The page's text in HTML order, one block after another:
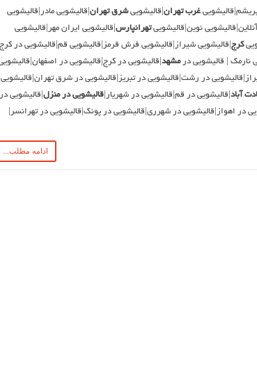
غرب تهران |قالیشوییشرق تهران |قالیشویی مادر|قالیشویی
نوین|قالیشوییتهرانپارس |قالیشویی ایران مهر|قالیشویی
کرج |قالیشویی شیراز|قالیشویی فرش قرمز|قالیشویی قم|قالیشویی در کرج|
نارمک | قالیشویی درمشهد |قالیشویی در کرج|قالیشویی در
در رشت|قالیشویی در تبریز|قالیشویی در شرق تهران|قالیشویی
آباد |قالیشویی در قم|قالیشویی در شهریار| قالیشویی در منزل |قالیشویی در
در اهواز|قالیشویی در شهرری|قالیشویی در پونک|قالیشویی در تهرانسر|
ادامه مطلب...